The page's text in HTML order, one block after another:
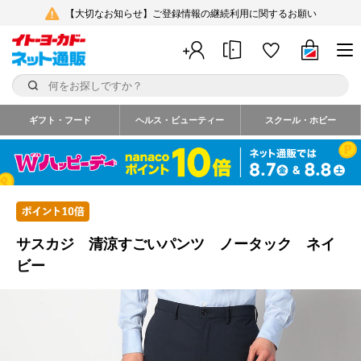
【大切なお知らせ】ご登録情報の継続利用に関するお願い
ギフト・フード ヘルス・ビューティー スクール・ホビー
サスカジ 清涼すごいパンツ ノータック ネイ
ビー